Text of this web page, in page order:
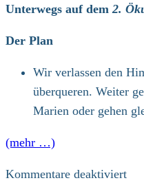
Unterwegs auf dem 2.
Der Plan
Wir verlassen den
überqueren. Weiter
Marien oder gehen
(mehr …)
Kommentare deaktiviertfür